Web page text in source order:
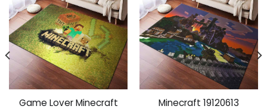
Game Lover Minecraft
Minecraft 19120613